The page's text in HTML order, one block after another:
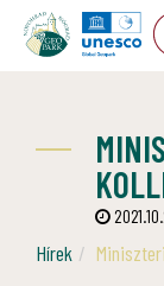
Hírek